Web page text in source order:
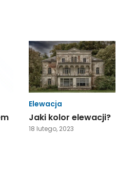
Elewacja
Jaki kolor elewacji?
18 lutego, 2023